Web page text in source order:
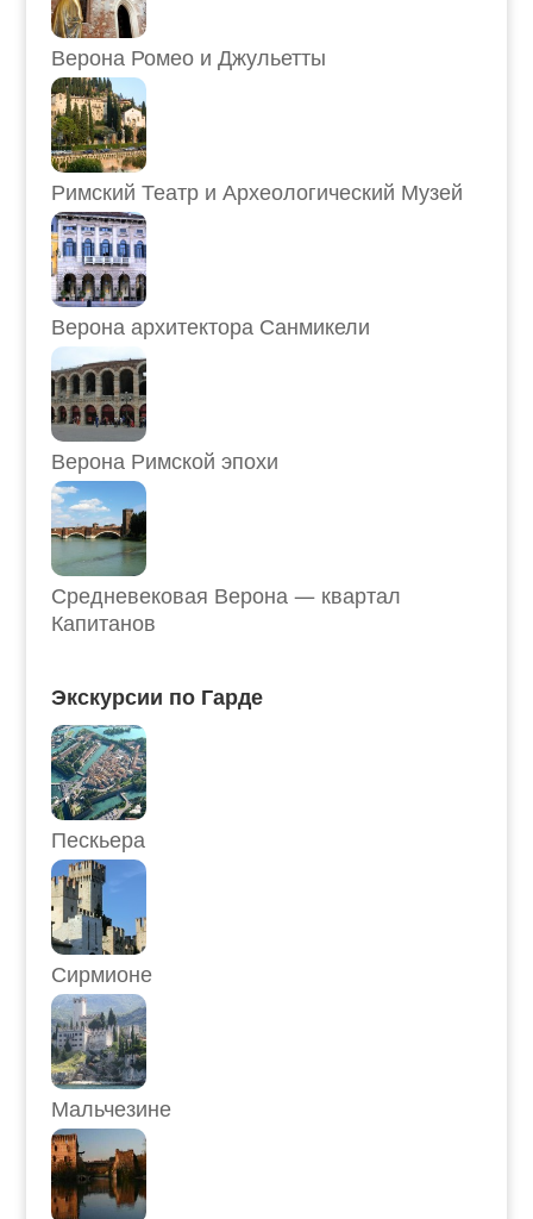
Верона Ромео и Джульетты
Римский Театр и Археологический Музей
Верона архитектора Санмикели
Верона Римской эпохи
Средневековая Верона — квартал
Капитанов
Экскурсии по Гарде
Пескьера
Сирмионе
Мальчезине